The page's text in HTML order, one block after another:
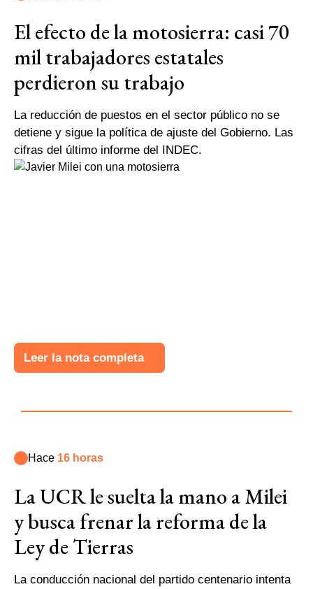
El efecto de la motosierra: casi 70
mil trabajadores estatales
perdieron su trabajo
La reducción de puestos en el sector público no se
detiene y sigue la política de ajuste del Gobierno. Las
cifras del último informe del INDEC.
Leer la nota completa
Hace 16 horas
La UCR le suelta la mano a Milei
y busca frenar la reforma de la
Ley de Tierras
La conducción nacional del partido centenario intenta